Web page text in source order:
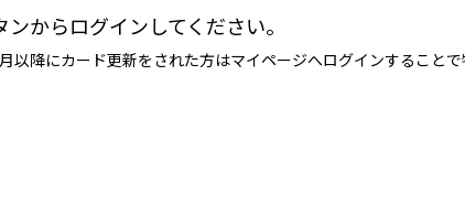
からログインしてください。
降にカード更新をされた方はマイページへログインすることで